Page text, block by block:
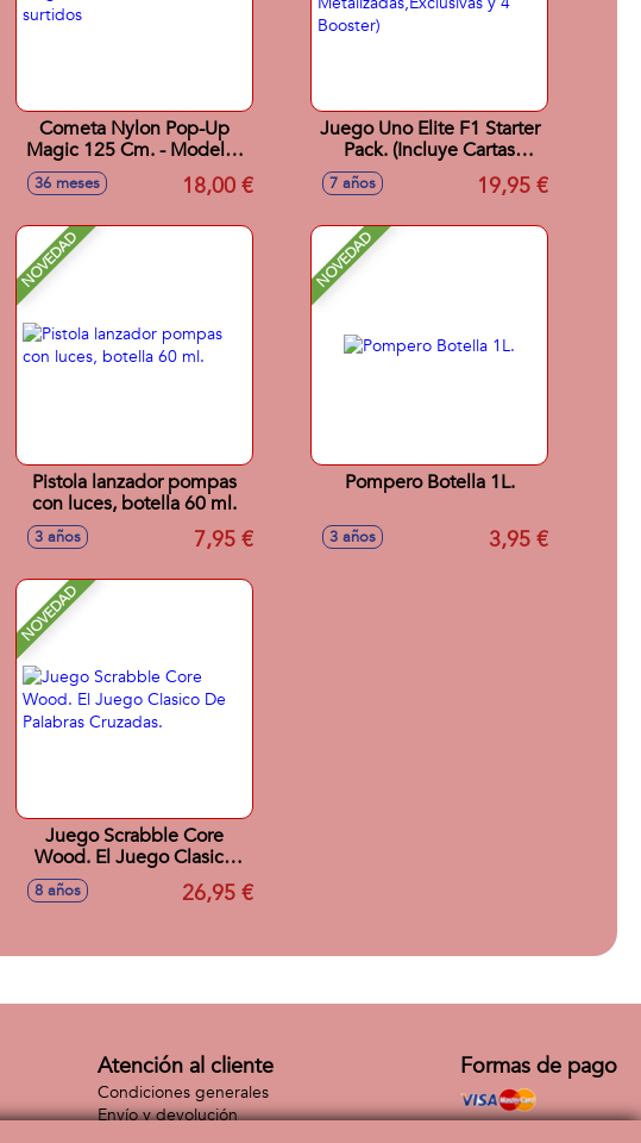
Cometa Nylon Pop-Up
Magic 125 Cm. - Modelos
surtidos
36 meses 18,00 €
Juego Uno Elite F1 Starter
Pack. (Incluye Cartas
Metalizadas,Exclusivas y 4
7 años 19,95 €
NOVEDAD
Pistola lanzador pompas
con luces, botella 60 ml.
3 años 7,95 €
NOVEDAD
Pompero Botella 1L.
3 años 3,95 €
NOVEDAD
Juego Scrabble Core
Wood. El Juego Clasico
De Palabras Cruzadas.
8 años 26,95 €
Atención al cliente
Condiciones generales
Envío y devolución
Formas de pago